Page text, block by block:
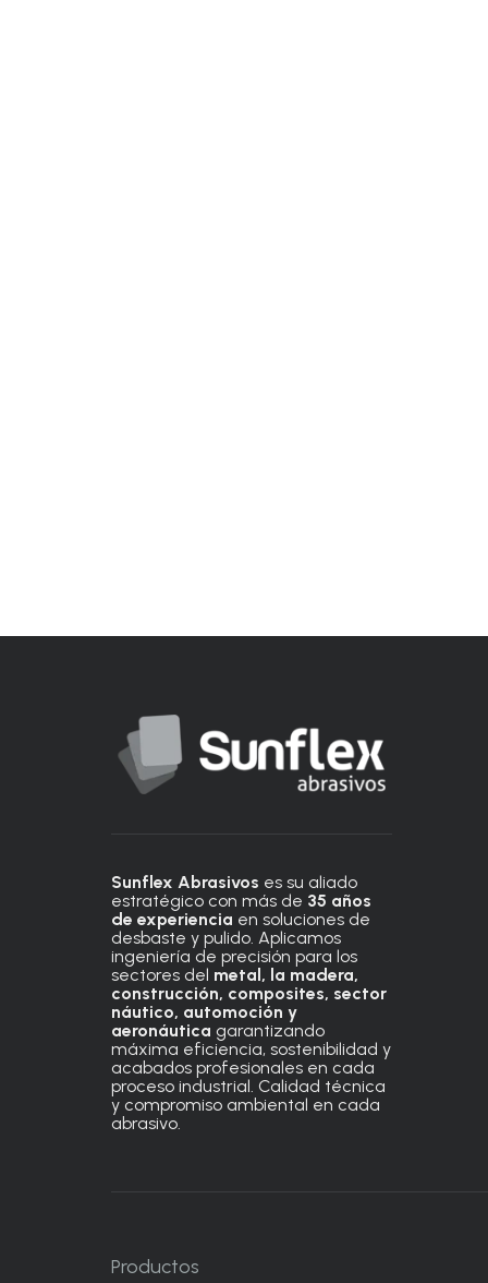
Sunflex Abrasivos es su aliado
estratégico con más de 35 años
de experiencia en soluciones de
desbaste y pulido. Aplicamos
ingeniería de precisión para los
sectores del metal, la madera,
construcción, composites, sector
náutico, automoción y
aeronáutica garantizando
máxima eficiencia, sostenibilidad y
acabados profesionales en cada
proceso industrial. Calidad técnica
y compromiso ambiental en cada
abrasivo.
Productos